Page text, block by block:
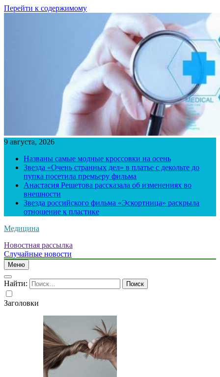
Перейти к содержимому
9 августа, 2026
Названы самые модные кроссовки на осень
Звезда «Очень странных дел» в платье с декольте до
пупка посетила премьеру фильма
Анастасия Решетова рассказала об изменениях во
внешности
Звезда российского фильма «Эскортница» раскрыла
отношение к пластике
Медицина
Новостная рассылка
Случайные новости
Меню
Найти:
Заголовки